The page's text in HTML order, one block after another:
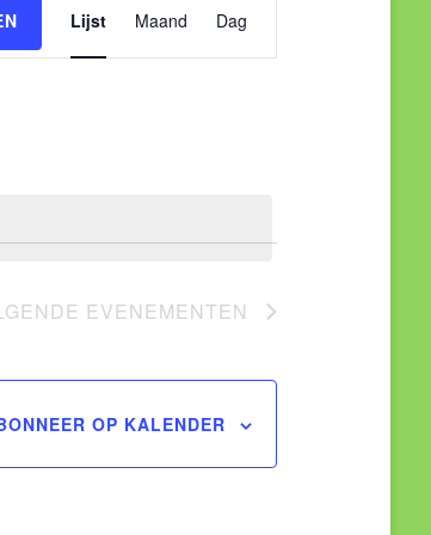
weergaven
Lijst Maand Dag
EVENEMENTEN
OP KALENDER